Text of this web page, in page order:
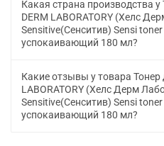
Какая страна производства у
DERM LABORATORY (Хелс
Sensitive(Сенситив) Sensi
успокаивающий 180 мл?
Какие отзывы у товара Тонер
LABORATORY (Хелс Дерм
Sensitive(Сенситив) Sensi
успокаивающий 180 мл?